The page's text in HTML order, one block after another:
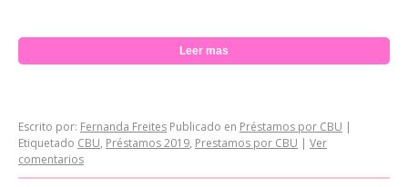
Leer mas
Escrito por: Fernanda Freites Publicado en Préstamos por CBU |
Etiquetado CBU, Préstamos 2019, Prestamos por CBU | Ver
comentarios